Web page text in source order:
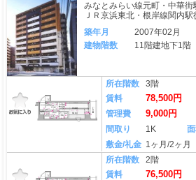
みなとみらい線元町・中華街
ＪＲ京浜東北・根岸線関内
築年月
2007年02月
建物階数
11階建地下1階
所在階数
3階
賃料
78,500円
管理費 9,000円
間取り 1K
敷金/礼金 1ヶ月/2ヶ月
所在階数
2階
賃料
76,500円